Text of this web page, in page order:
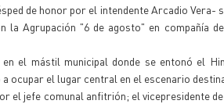
de honor por el intendente Arcadio
la Agrupación "6 de agosto" en compañía
el mástil municipal donde se entonó el
ocupar el lugar central en el escenario
el jefe comunal anfitrión; el vicepresidente